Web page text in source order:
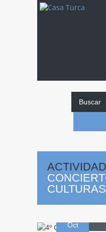
Buscar
CULTURAS
Oct